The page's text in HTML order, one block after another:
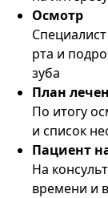
Осмотр
рта и
зуба
План
По итогу
и список
Пациент
На
времени и